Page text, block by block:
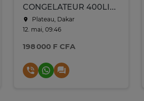
CONGELATEUR 400LITRES ELACTRON HORIZONTAL GRIS EL108CFW
Plateau, Dakar
12. mai, 09:46
198 000 F CFA